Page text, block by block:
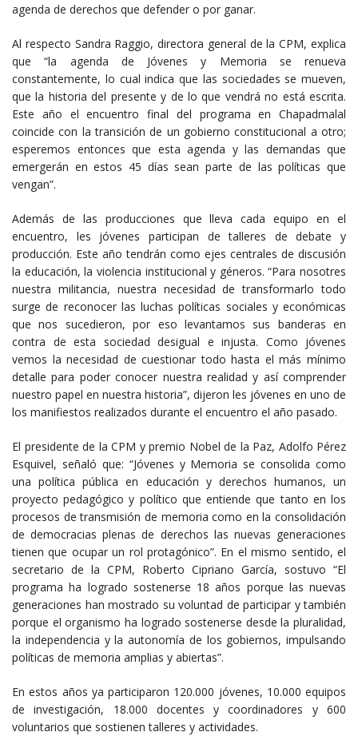
agenda de derechos que defender o por ganar.
Al respecto Sandra Raggio, directora general de la CPM, explica
que “la agenda de Jóvenes y Memoria se renueva
constantemente, lo cual indica que las sociedades se mueven,
que la historia del presente y de lo que vendrá no está escrita.
Este año el encuentro final del programa en Chapadmalal
coincide con la transición de un gobierno constitucional a otro;
esperemos entonces que esta agenda y las demandas que
emergerán en estos 45 días sean parte de las políticas que
vengan”.
Además de las producciones que lleva cada equipo en el
encuentro, les jóvenes participan de talleres de debate y
producción. Este año tendrán como ejes centrales de discusión
la educación, la violencia institucional y géneros. “Para nosotres
nuestra militancia, nuestra necesidad de transformarlo todo
surge de reconocer las luchas políticas sociales y económicas
que nos sucedieron, por eso levantamos sus banderas en
contra de esta sociedad desigual e injusta. Como jóvenes
vemos la necesidad de cuestionar todo hasta el más mínimo
detalle para poder conocer nuestra realidad y así comprender
nuestro papel en nuestra historia”, dijeron les jóvenes en uno de
los manifiestos realizados durante el encuentro el año pasado.
El presidente de la CPM y premio Nobel de la Paz, Adolfo Pérez
Esquivel, señaló que: “Jóvenes y Memoria se consolida como
una política pública en educación y derechos humanos, un
proyecto pedagógico y político que entiende que tanto en los
procesos de transmisión de memoria como en la consolidación
de democracias plenas de derechos las nuevas generaciones
tienen que ocupar un rol protagónico”. En el mismo sentido, el
secretario de la CPM, Roberto Cipriano García, sostuvo “El
programa ha logrado sostenerse 18 años porque las nuevas
generaciones han mostrado su voluntad de participar y también
porque el organismo ha logrado sostenerse desde la pluralidad,
la independencia y la autonomía de los gobiernos, impulsando
políticas de memoria amplias y abiertas”.
En estos años ya participaron 120.000 jóvenes, 10.000 equipos
de investigación, 18.000 docentes y coordinadores y 600
voluntarios que sostienen talleres y actividades.